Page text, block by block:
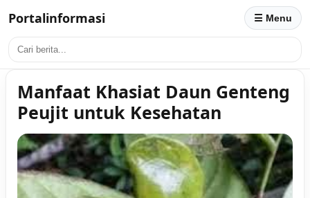
Portalinformasi ☰ Menu
Manfaat Khasiat Daun Genteng
Peujit untuk Kesehatan